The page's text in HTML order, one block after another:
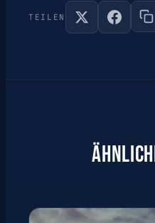
TEILEN